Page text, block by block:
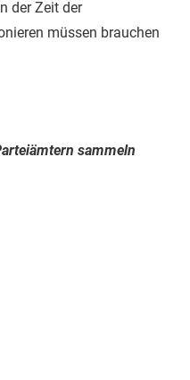
der Zeit der
müssen brauchen
sammeln